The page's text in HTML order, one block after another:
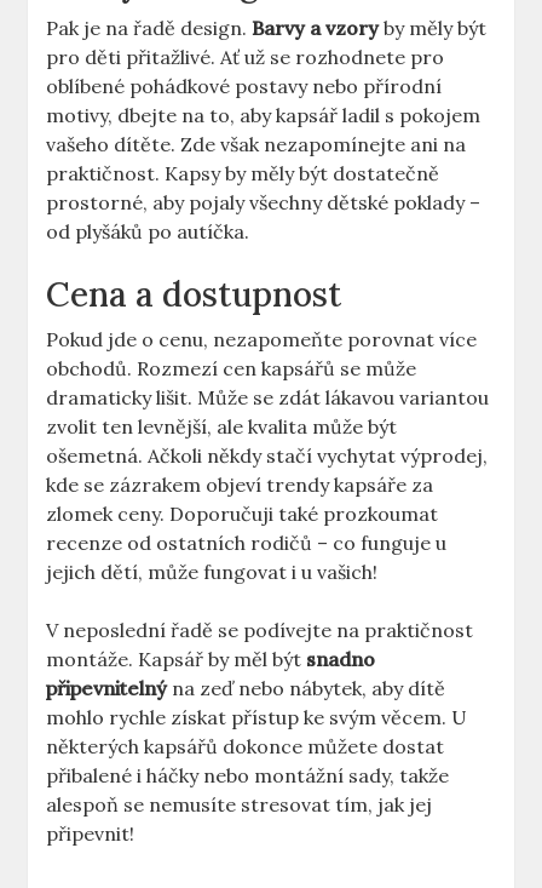
Pak je na řadě design.Barvy a vzoryby měly být
pro děti přitažlivé. Ať už se rozhodnete pro
oblíbené pohádkové postavy nebo přírodní
motivy, dbejte na to, aby kapsář ladil s pokojem
vašeho dítěte. Zde však nezapomínejte ani na
praktičnost. Kapsy by měly být dostatečně
prostorné, aby pojaly všechny dětské poklady –
od plyšáků po autíčka.
Cena a dostupnost
Pokud jde o cenu, nezapomeňte porovnat více
obchodů. Rozmezí cen kapsářů se může
dramaticky lišit. Může se zdát lákavou variantou
zvolit ten levnější, ale kvalita může být
ošemetná. Ačkoli někdy stačí vychytat výprodej,
kde se zázrakem objeví trendy kapsáře za
zlomek ceny. Doporučuji také prozkoumat
recenze od ostatních rodičů – co funguje u
jejich dětí, může fungovat i u vašich!
V neposlední řadě se podívejte na praktičnost
montáže. Kapsář by měl být snadno
připevnitelnýna zeď nebo nábytek, aby dítě
mohlo rychle získat přístup ke svým věcem. U
některých kapsářů dokonce můžete dostat
přibalené i háčky nebo montážní sady, takže
alespoň se nemusíte stresovat tím, jak jej
připevnit!